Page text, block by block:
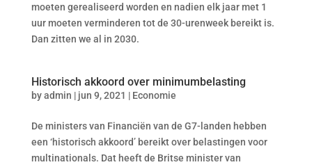
moeten gerealiseerd worden en nadien elk jaar met 1
uur moeten verminderen tot de 30-urenweek bereikt is.
Dan zitten we al in 2030.
Historisch akkoord over minimumbelasting
byadmin | jun 9, 2021 | Economie
De ministers van Financiën van de G7-landen hebben
een ‘historisch akkoord’ bereikt over belastingen voor
multinationals. Dat heeft de Britse minister van